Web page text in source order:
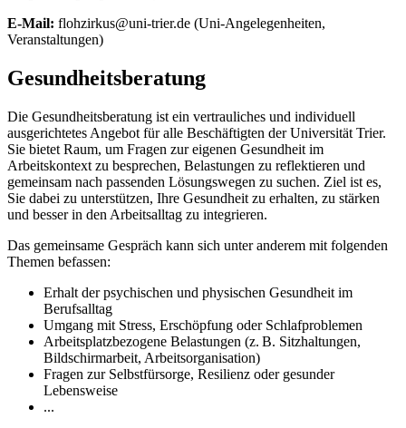
E-Mail: flohzirkus@uni-trier.de (Uni-Angelegenheiten,
Veranstaltungen)
Gesundheitsberatung
Die Gesundheitsberatung ist ein vertrauliches und individuell
ausgerichtetes Angebot für alle Beschäftigten der Universität Trier.
Sie bietet Raum, um Fragen zur eigenen Gesundheit im
Arbeitskontext zu besprechen, Belastungen zu reflektieren und
gemeinsam nach passenden Lösungswegen zu suchen. Ziel ist es,
Sie dabei zu unterstützen, Ihre Gesundheit zu erhalten, zu stärken
und besser in den Arbeitsalltag zu integrieren.
Das gemeinsame Gespräch kann sich unter anderem mit folgenden
Themen befassen:
Erhalt der psychischen und physischen Gesundheit im
Berufsalltag
Umgang mit Stress, Erschöpfung oder Schlafproblemen
Arbeitsplatzbezogene Belastungen (z. B. Sitzhaltungen,
Bildschirmarbeit, Arbeitsorganisation)
Fragen zur Selbstfürsorge, Resilienz oder gesunder
Lebensweise
...